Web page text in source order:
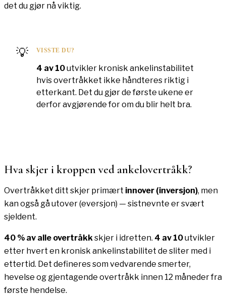
det du gjør nå viktig.
💡 VISSTE DU?
4 av 10utvikler kronisk ankelinstabilitet
hvis overtråkket ikke håndteres riktig i
etterkant. Det du gjør de første ukene er
derfor avgjørende for om du blir helt bra.
Hva skjer i kroppen ved ankelovertråkk?
Overtråkket ditt skjer primært innover (inversjon), men
kan også gå utover (eversjon) — sistnevnte er svært
sjeldent.
40 % av alle overtråkkskjer i idretten. 4 av 10utvikler
etter hvert en kronisk ankelinstabilitet de sliter med i
ettertid. Det defineres som vedvarende smerter,
hevelse og gjentagende overtråkk innen 12 måneder fra
første hendelse.